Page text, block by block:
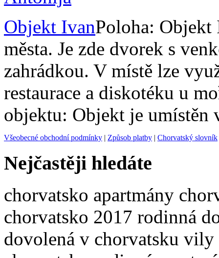
Objekt IvanPoloha: Objekt
města. Je zde dvorek s
zahrádkou. V místě lze
restaurace a diskotéku u
objektu: Objekt je
Všeobecné obchodní podmínky | Způsob platby | Chorvatský slovník
Nejčastěji hledáte
chorvatsko apartmány
chorvatsko 2017 rodinná
dovolená v chorvatsku vily